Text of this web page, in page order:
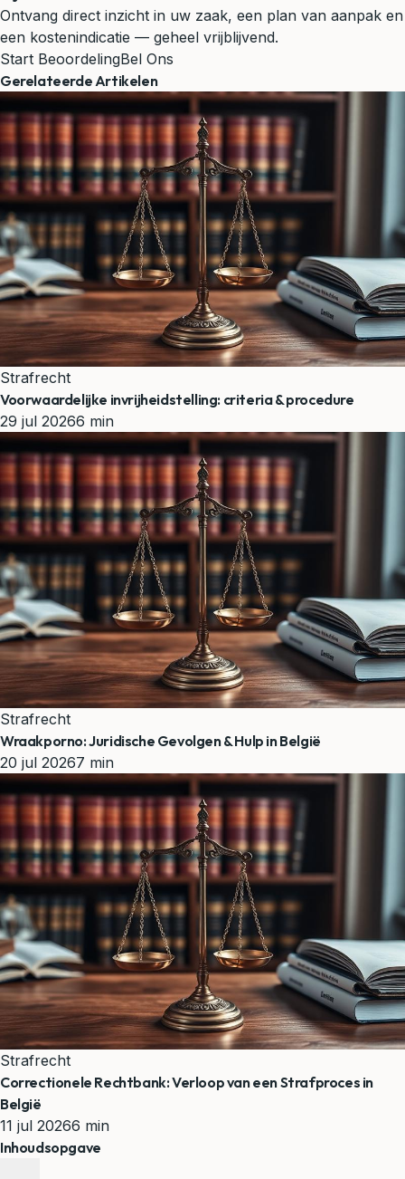
Ontvang direct inzicht in uw zaak, een plan van aanpak en
een kostenindicatie — geheel vrijblijvend.
Start BeoordelingBel Ons
Gerelateerde Artikelen
Strafrecht
Voorwaardelijke invrijheidstelling: criteria & procedure
29 jul 20266 min
Strafrecht
Wraakporno: Juridische Gevolgen & Hulp in België
20 jul 20267 min
Strafrecht
Correctionele Rechtbank: Verloop van een Strafproces in
België
11 jul 20266 min
Inhoudsopgave